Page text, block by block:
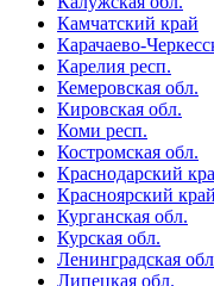
Камчатский край
Карачаево-
Карелия респ.
Кемеровская обл.
Кировская обл.
Коми респ.
Костромская обл.
Краснодарский
Красноярский край
Курганская обл.
Курская обл.
Ленинградская
Липецкая обл.